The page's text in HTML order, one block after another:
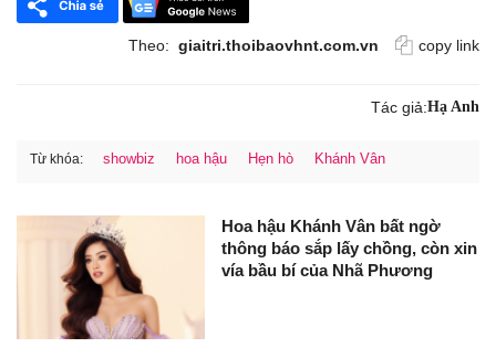
Theo: giaitri.thoibaovhnt.com.vn copy link
Tác giả:Hạ Anh
Từ khóa: showbiz hoa hậu Hẹn hò Khánh Vân
Hoa hậu Khánh Vân bất ngờ
thông báo sắp lấy chồng, còn xin
vía bầu bí của Nhã Phương